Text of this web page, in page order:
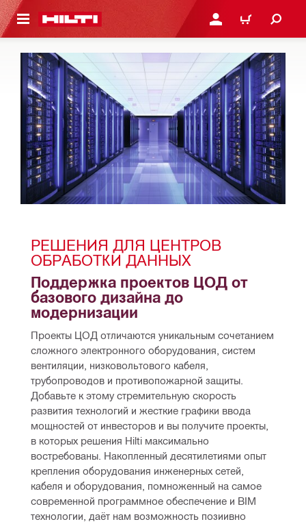
КОНТЕНТУ ВОЙДИТЕ В СВОЮ
КОРЗИНА
РЕШЕНИЯ ДЛЯ ЦЕНТРОВ
ОБРАБОТКИ ДАННЫХ
Поддержка проектов ЦОД от
базового дизайна до
модернизации
Проекты ЦОД отличаются уникальным сочетанием
сложного электронного оборудования, систем
вентиляции, низковольтового кабеля,
трубопроводов и противопожарной защиты.
Добавьте к этому стремительную скорость
развития технологий и жесткие графики ввода
мощностей от инвесторов и вы получите проекты,
в которых решения Hilti максимально
востребованы. Накопленный десятилетиями опыт
крепления оборудования инженерных сетей,
кабеля и оборудования, помноженный на самое
современной программное обеспечение и BIM
технологии, даёт нам возможность позиивно